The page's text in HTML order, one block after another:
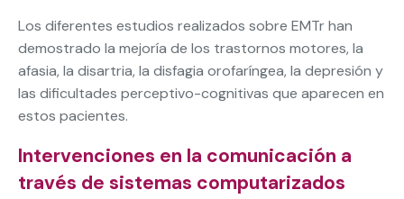
Los diferentes estudios realizados sobre EMTr han
demostrado la mejoría de los trastornos motores, la
afasia, la disartria, la disfagia orofaríngea, la depresión y
las dificultades perceptivo-cognitivas que aparecen en
estos pacientes.
Intervenciones en la comunicación a
través de sistemas computarizados